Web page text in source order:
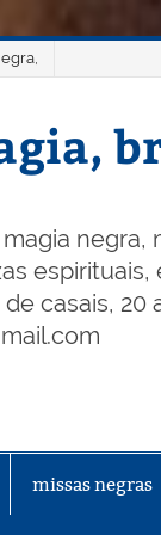
negra,
espirituais,
casais, 20
missas negras